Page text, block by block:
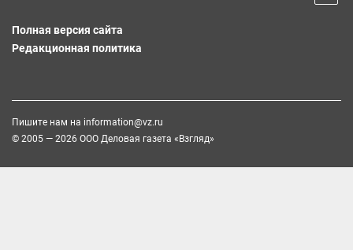
Полная версия сайта
Редакционная политика
Пишите нам на information@vz.ru
© 2005 — 2026 ООО Деловая газета «Взгляд»